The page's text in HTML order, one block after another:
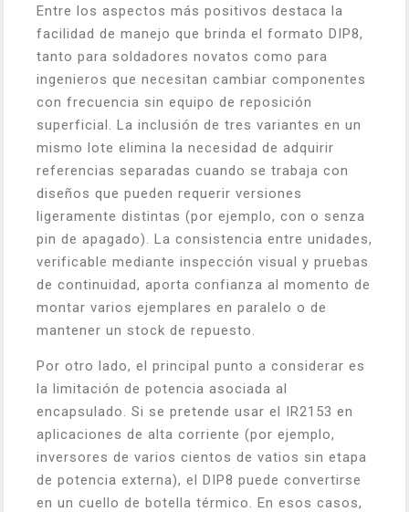
Entre los aspectos más positivos destaca la
facilidad de manejo que brinda el formato DIP8,
tanto para soldadores novatos como para
ingenieros que necesitan cambiar componentes
con frecuencia sin equipo de reposición
superficial. La inclusión de tres variantes en un
mismo lote elimina la necesidad de adquirir
referencias separadas cuando se trabaja con
diseños que pueden requerir versiones
ligeramente distintas (por ejemplo, con o senza
pin de apagado). La consistencia entre unidades,
verificable mediante inspección visual y pruebas
de continuidad, aporta confianza al momento de
montar varios ejemplares en paralelo o de
mantener un stock de repuesto.
Por otro lado, el principal punto a considerar es
la limitación de potencia asociada al
encapsulado. Si se pretende usar el IR2153 en
aplicaciones de alta corriente (por ejemplo,
inversores de varios cientos de vatios sin etapa
de potencia externa), el DIP8 puede convertirse
en un cuello de botella térmico. En esos casos,